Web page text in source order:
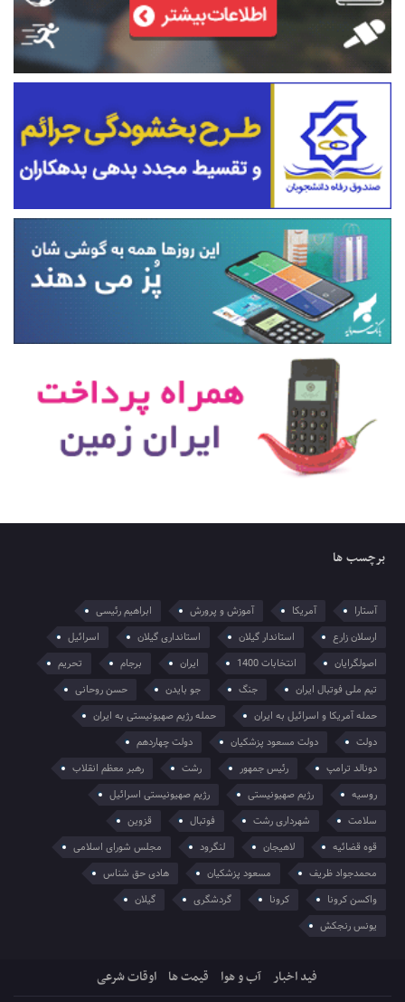
برچسب ها
آستارا آمریکا آموزش و پرورش
ابراهیم رئیسی
ارسلان زارع
استاندار گیلان استانداری گیلان
اسرائیل
اصولگرایان
انتخابات 1400 ایران برجام
تحریم
تیم ملی فوتبال ایران
جنگ جو بایدن
حسن روحانی
حمله آمریکا و اسرائیل به ایران
حمله رژیم صهیونیستی به ایران
دولت
دولت مسعود پزشکیان
دولت چهاردهم
دونالد ترامپ
رئیس جمهور رشت
رهبر معظم انقلاب
روسیه
رژیم صهیونیستی
رژیم صهیونیستی اسرائیل
سلامت
شهرداری رشت فوتبال
قزوین
قوه قضائیه
لاهیجان لنگرود
مجلس شورای اسلامی
محمدجواد ظریف
مسعود پزشکیان
هادی حق شناس
واکسن کرونا
کرونا گردشگری
گیلان
یونس رنجکش
فید اخبار آب و هوا قیمت ها اوقات شرعی